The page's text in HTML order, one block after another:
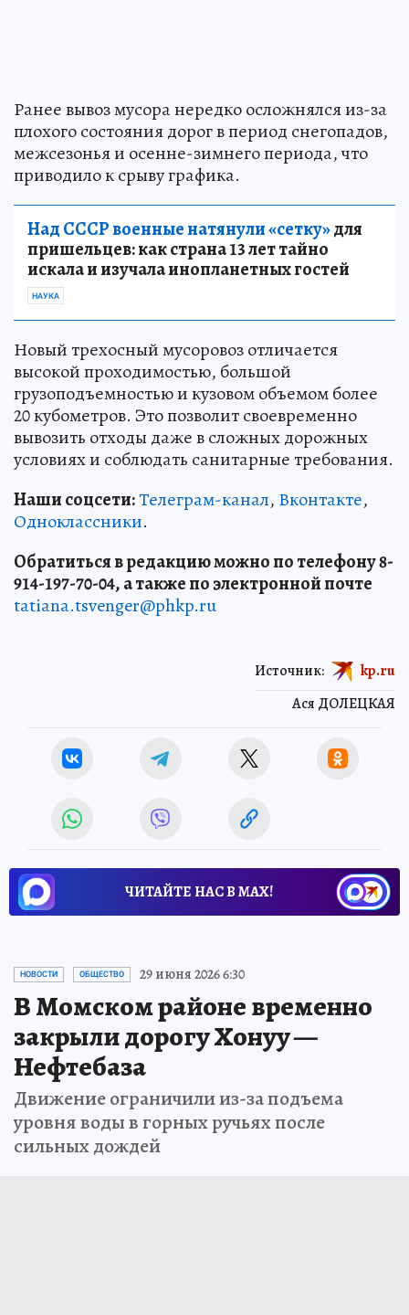
Ранее вывоз мусора нередко осложнялся из-за
плохого состояния дорог в период снегопадов,
межсезонья и осенне-зимнего периода, что
приводило к срыву графика.
Над СССР военные натянули «сетку»для
пришельцев: как страна 13 лет тайно
искала и изучала инопланетных гостей
НАУКА
Новый трехосный мусоровоз отличается
высокой проходимостью, большой
грузоподъемностью и кузовом объемом более
20 кубометров. Это позволит своевременно
вывозить отходы даже в сложных дорожных
условиях и соблюдать санитарные требования.
Наши соцсети:Телеграм-канал, Вконтакте,
Одноклассники.
Обратиться в редакцию можно по телефону 8-
914-197-70-04, а также по электронной почте
tatiana.tsvenger@phkp.ru
Ася ДОЛЕЦКАЯ
Источник: kp.ru
ЧИТАЙТЕ НАС В МАХ!
НОВОСТИ ОБЩЕСТВО 29 июня 2026 6:30
В Момском районе временно
закрыли дорогу Хонуу —
Нефтебаза
Движение ограничили из-за подъема
уровня воды в горных ручьях после
сильных дождей